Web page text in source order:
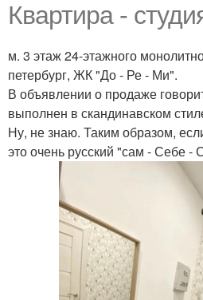
Квартира -
м. 3 этаж 24-этажного
петербург, ЖК "До - Ре - Ми".
В объявлении о продаже
выполнен в скандинавском
Ну, не знаю. Таким образом,
это очень русский "сам - Себе -